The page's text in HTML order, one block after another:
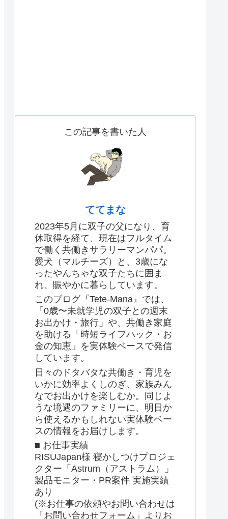
この記事を書いた人
ててまな
2023年5月に双子の父になり、育
休取得を経て、現在はフルタイム
で働く共働きサラリーマンパパ。
愛犬（マルチーズ）と、3歳にな
ったやんちゃな双子たちに囲ま
れ、賑やかに暮らしています。
このブログ『Tete-Mana』では、
「0歳〜未就学児の双子との週末
お出かけ・旅行」や、共働き家庭
を助ける「時短ライフハック・お
金の知恵」を実体験ベースで発信
しています。
日々のドタバタな共働き・育児を
いかに効率よくしのぎ、家族みん
なでお出かけを楽しむか。同じよ
うな境遇のファミリーに、明日か
ら使えるかもしれない実体験ベー
スの情報をお届けします。
■ お仕事実績
RISUJapan様 寝かしつけプロジェ
クター「Astrum（アストラム）」
製品モニター・PR案件 実施実績
あり
(※お仕事の依頼やお問い合わせは
「お問い合わせフォーム」よりお